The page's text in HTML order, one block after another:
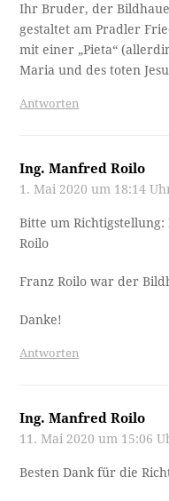
Ihr Bruder, der
gestaltet am Pradler
mit einer „Pieta“
Maria und des toten
Antworten
Ing. Manfred Roilo
1. Mai 2020 um 18:14
Bitte um
Roilo
Franz Roilo war der
Danke!
Antworten
Ing. Manfred Roilo
11. Mai 2020 um 15:06
Besten Dank für die